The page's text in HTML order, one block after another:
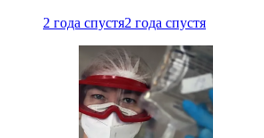
2 года спустя2 года спустя